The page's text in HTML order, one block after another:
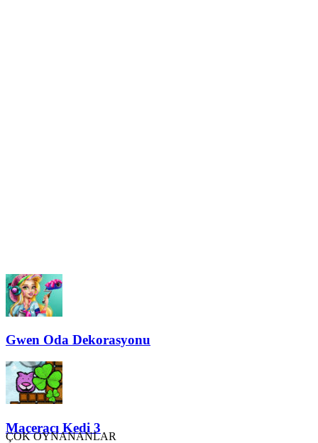
Gwen Oda Dekorasyonu
Maceracı Kedi 3
ÇOK OYNANANLAR